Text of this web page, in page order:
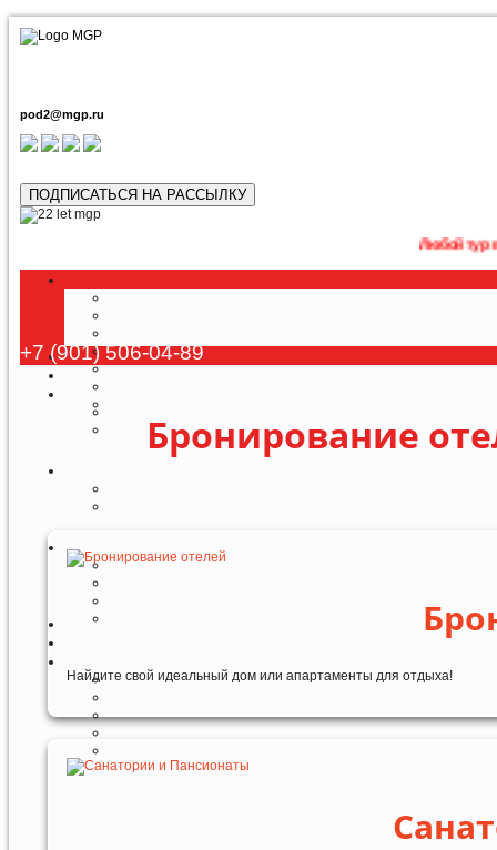
pod2@mgp.ru
ПОДПИСАТЬСЯ НА РАССЫЛКУ
Любой тур возможно
+7 (901) 506-04-89
Бронирование
Найдите свой идеальный дом или апартаменты для отдыха!